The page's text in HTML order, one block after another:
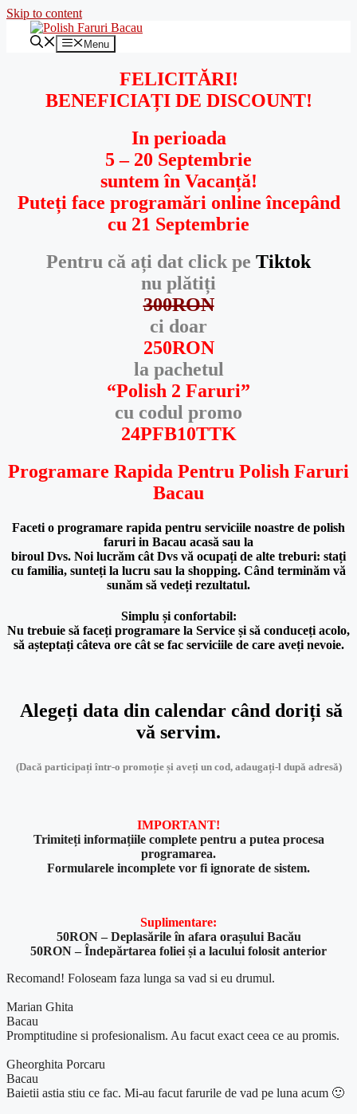
Skip to content
Menu
FELICITĂRI!
BENEFICIAȚI DE DISCOUNT!
In perioada
5 – 20 Septembrie
suntem în Vacanță!
Puteți face programări online începând
cu 21 Septembrie
Pentru că ați dat click pe Tiktok
nu plătiți
300RON
ci doar
250RON
la pachetul
“Polish 2 Faruri”
cu codul promo
24PFB10TTK
Programare Rapida Pentru Polish Faruri
Bacau
Faceti o programare rapida pentru serviciile noastre de polish
faruri in Bacau acasă sau la
biroul Dvs. Noi lucrăm cât Dvs vă ocupați de alte treburi: stați
cu familia, sunteți la lucru sau la shopping. Când terminăm vă
sunăm să vedeți rezultatul.
Simplu și confortabil:
Nu trebuie să faceți programare la Service și să conduceți acolo,
să așteptațicâteva ore cât se fac serviciile de care aveți nevoie.
Alegeți data din calendar când doriți să
vă servim.
(Dacă participați într-o promoție și aveți un cod, adaugați-l după adresă)
IMPORTANT!
Trimiteți informațiile complete pentru a putea procesa
programarea.
Formularele incomplete vor fi ignorate de sistem.
Suplimentare:
50RON – Deplasările în afara orașului Bacău
50RON – Îndepărtarea foliei și a lacului folosit anterior
Recomand! Foloseam faza lunga sa vad si eu drumul.
Marian Ghita
Bacau
Promptitudine si profesionalism. Au facut exact ceea ce au promis.
Gheorghita Porcaru
Bacau
Baietii astia stiu ce fac. Mi-au facut farurile de vad pe luna acum 🙂